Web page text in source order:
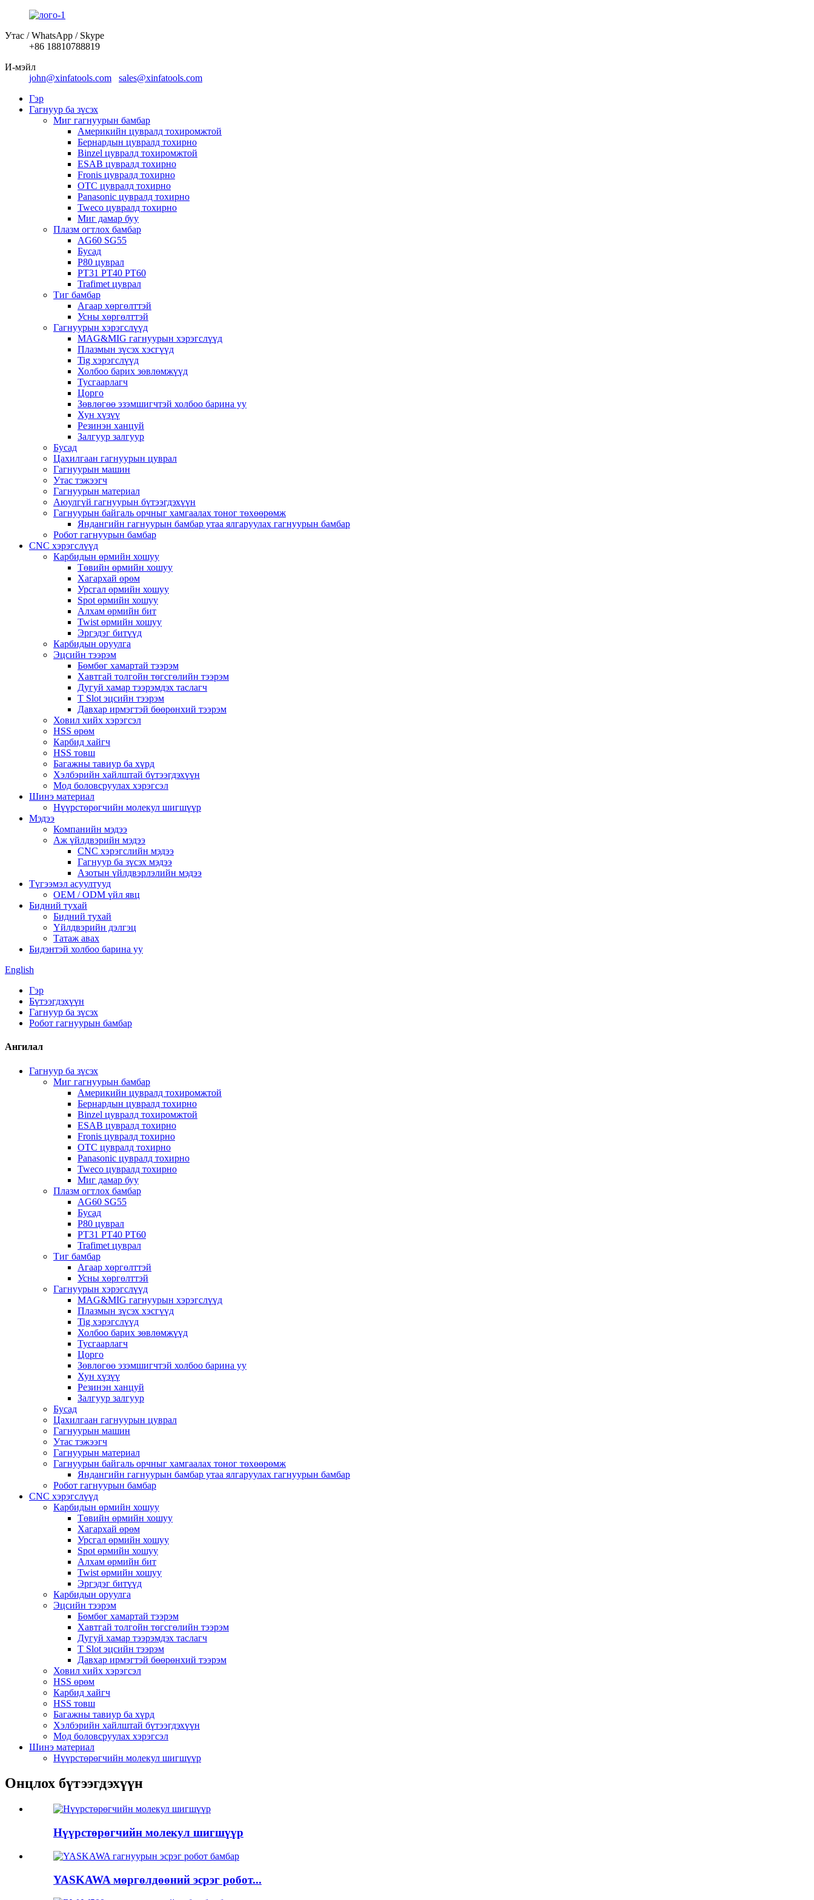
Утас / WhatsApp / Skype
+86 18810788819
И-мэйл
john@xinfatools.com
sales@xinfatools.com
Гэр
Гагнуур ба зүсэх
Миг гагнуурын бамбар
Америкийн цувралд тохиромжтой
Бернардын цувралд тохирно
Binzel цувралд тохиромжтой
ESAB цувралд тохирно
Fronis цувралд тохирно
OTC цувралд тохирно
Panasonic цувралд тохирно
Tweco цувралд тохирно
Миг дамар буу
Плазм огтлох бамбар
AG60 SG55
Бусад
P80 цуврал
PT31 PT40 PT60
Trafimet цуврал
Тиг бамбар
Агаар хөргөлттэй
Усны хөргөлттэй
Гагнуурын хэрэгслүүд
MAG&MIG гагнуурын хэрэгслүүд
Плазмын зүсэх хэсгүүд
Tig хэрэгслүүд
Холбоо барих зөвлөмжүүд
Тусгаарлагч
Цорго
Зөвлөгөө эзэмшигчтэй холбоо барина уу
Хун хүзүү
Резинэн ханцуй
Залгуур залгуур
Бусад
Цахилгаан гагнуурын цуврал
Гагнуурын машин
Утас тэжээгч
Гагнуурын материал
Аюулгүй гагнуурын бүтээгдэхүүн
Гагнуурын байгаль орчныг хамгаалах тоног төхөөрөмж
Яндангийн гагнуурын бамбар утаа ялгаруулах гагнуурын бамбар
Робот гагнуурын бамбар
CNC хэрэгслүүд
Карбидын өрмийн хошуу
Төвийн өрмийн хошуу
Хагархай өрөм
Урсгал өрмийн хошуу
Spot өрмийн хошуу
Алхам өрмийн бит
Twist өрмийн хошуу
Эргэдэг битүүд
Карбидын оруулга
Эцсийн тээрэм
Бөмбөг хамартай тээрэм
Хавтгай толгойн төгсгөлийн тээрэм
Дугуй хамар тээрэмдэх таслагч
T Slot эцсийн тээрэм
Давхар ирмэгтэй бөөрөнхий тээрэм
Ховил хийх хэрэгсэл
HSS өрөм
Карбид хайгч
HSS товш
Багажны тавиур ба хүрд
Хэлбэрийн хайлштай бүтээгдэхүүн
Мод боловсруулах хэрэгсэл
Шинэ материал
Нүүрстөрөгчийн молекул шигшүүр
Мэдээ
Компанийн мэдээ
Аж үйлдвэрийн мэдээ
CNC хэрэгслийн мэдээ
Гагнуур ба зүсэх мэдээ
Азотын үйлдвэрлэлийн мэдээ
Түгээмэл асуултууд
OEM / ODM үйл явц
Бидний тухай
Бидний тухай
Үйлдвэрийн дэлгэц
Татаж авах
Бидэнтэй холбоо барина уу
English
Гэр
Бүтээгдэхүүн
Гагнуур ба зүсэх
Робот гагнуурын бамбар
Ангилал
Гагнуур ба зүсэх
Миг гагнуурын бамбар
Америкийн цувралд тохиромжтой
Бернардын цувралд тохирно
Binzel цувралд тохиромжтой
ESAB цувралд тохирно
Fronis цувралд тохирно
OTC цувралд тохирно
Panasonic цувралд тохирно
Tweco цувралд тохирно
Миг дамар буу
Плазм огтлох бамбар
AG60 SG55
Бусад
P80 цуврал
PT31 PT40 PT60
Trafimet цуврал
Тиг бамбар
Агаар хөргөлттэй
Усны хөргөлттэй
Гагнуурын хэрэгслүүд
MAG&MIG гагнуурын хэрэгслүүд
Плазмын зүсэх хэсгүүд
Tig хэрэгслүүд
Холбоо барих зөвлөмжүүд
Тусгаарлагч
Цорго
Зөвлөгөө эзэмшигчтэй холбоо барина уу
Хун хүзүү
Резинэн ханцуй
Залгуур залгуур
Бусад
Цахилгаан гагнуурын цуврал
Гагнуурын машин
Утас тэжээгч
Гагнуурын материал
Гагнуурын байгаль орчныг хамгаалах тоног төхөөрөмж
Яндангийн гагнуурын бамбар утаа ялгаруулах гагнуурын бамбар
Робот гагнуурын бамбар
CNC хэрэгслүүд
Карбидын өрмийн хошуу
Төвийн өрмийн хошуу
Хагархай өрөм
Урсгал өрмийн хошуу
Spot өрмийн хошуу
Алхам өрмийн бит
Twist өрмийн хошуу
Эргэдэг битүүд
Карбидын оруулга
Эцсийн тээрэм
Бөмбөг хамартай тээрэм
Хавтгай толгойн төгсгөлийн тээрэм
Дугуй хамар тээрэмдэх таслагч
T Slot эцсийн тээрэм
Давхар ирмэгтэй бөөрөнхий тээрэм
Ховил хийх хэрэгсэл
HSS өрөм
Карбид хайгч
HSS товш
Багажны тавиур ба хүрд
Хэлбэрийн хайлштай бүтээгдэхүүн
Мод боловсруулах хэрэгсэл
Шинэ материал
Нүүрстөрөгчийн молекул шигшүүр
Онцлох бүтээгдэхүүн
Нүүрстөрөгчийн молекул шигшүүр
YASKAWA мөргөлдөөний эсрэг робот...